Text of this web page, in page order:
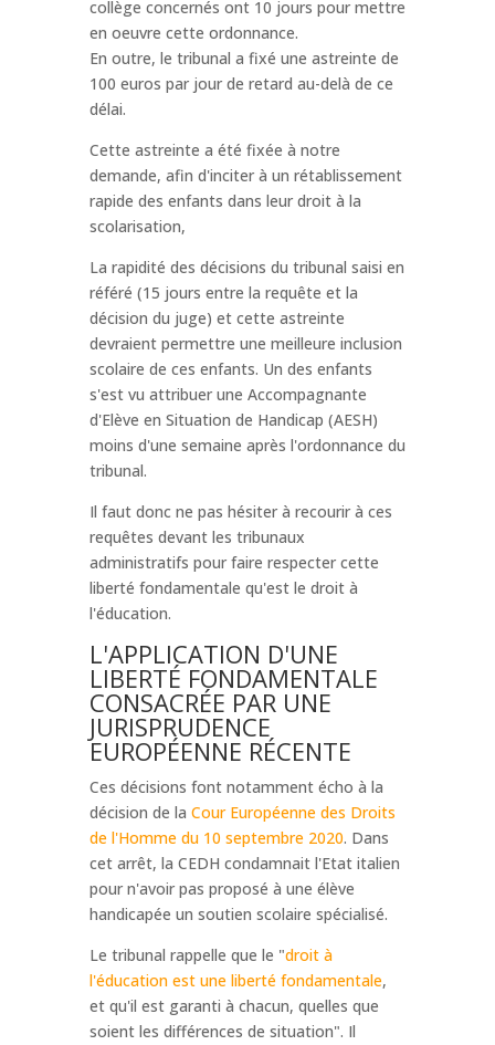
collège concernés ont 10 jours pour mettre
en oeuvre cette ordonnance.
En outre, le tribunal a fixé une astreinte de
100 euros par jour de retard au-delà de ce
délai.
Cette astreinte a été fixée à notre
demande, afin d'inciter à un rétablissement
rapide des enfants dans leur droit à la
scolarisation,
La rapidité des décisions du tribunal saisi en
référé (15 jours entre la requête et la
décision du juge) et cette astreinte
devraient permettre une meilleure inclusion
scolaire de ces enfants. Un des enfants
s'est vu attribuer une Accompagnante
d'Elève en Situation de Handicap (AESH)
moins d'une semaine après l'ordonnance du
tribunal.
Il faut donc ne pas hésiter à recourir à ces
requêtes devant les tribunaux
administratifs pour faire respecter cette
liberté fondamentale qu'est le droit à
l'éducation.
L'APPLICATION D'UNE
LIBERTÉ FONDAMENTALE
CONSACRÉE PAR UNE
JURISPRUDENCE
EUROPÉENNE RÉCENTE
Ces décisions font notamment écho à la
décision de la Cour Européenne des Droits
de l'Homme du 10 septembre 2020. Dans
cet arrêt, la CEDH condamnait l'Etat italien
pour n'avoir pas proposé à une élève
handicapée un soutien scolaire spécialisé.
Le tribunal rappelle que le "droit à
l'éducation est une liberté fondamentale,
et qu'il est garanti à chacun, quelles que
soient les différences de situation". Il